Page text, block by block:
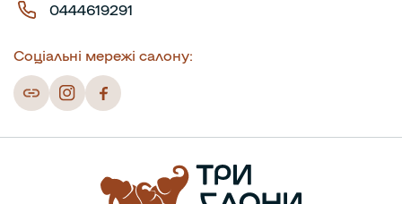
0444619291
Соціальні мережі салону: